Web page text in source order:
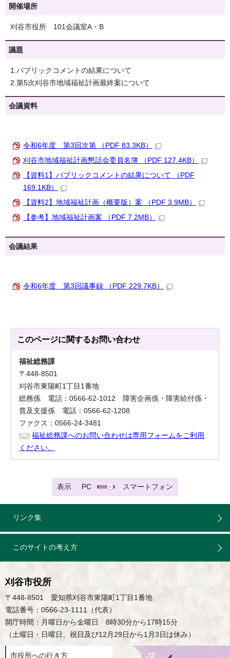
開催場所
刈谷市役所 101会議室A・B
議題
1.パブリックコメントの結果について
2.第5次刈谷市地域福祉計画最終案について
会議資料
令和6年度 第3回次第 （PDF 83.3KB）
刈谷市地域福祉計画懇話会委員名簿 （PDF 127.4KB）
【資料1】パブリックコメントの結果について （PDF
169.1KB）
【資料2】地域福祉計画（概要版）案 （PDF 3.9MB）
【参考】地域福祉計画案 （PDF 7.2MB）
会議結果
令和6年度 第3回議事録 （PDF 229.7KB）
このページに関するお問い合わせ
福祉総務課
〒448-8501
刈谷市東陽町1丁目1番地
総務係 電話：0566-62-1012 障害企画係・障害給付係・
普及支援係 電話：0566-62-1208
ファクス：0566-24-3481
福祉総務課へのお問い合わせは専用フォームをご利用
ください。
表示 PC スマートフォン
リンク集
このサイトの考え方
刈谷市役所
〒448-8501 愛知県刈谷市東陽町1丁目1番地
電話番号：0566-23-1111（代表）
開庁時間：月曜日から金曜日 8時30分から17時15分
（土曜日・日曜日、祝日及び12月29日から1月3日は休み）
市役所への行き方